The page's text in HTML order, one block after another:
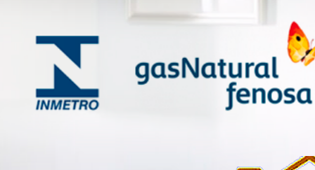
conserto de
conserto de
conserto
conserto de
conserto
conserto de
manutenção
conserto de